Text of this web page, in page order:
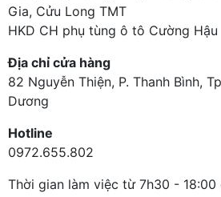
Gia, Cửu Long TMT
HKD CH phụ tùng ô tô Cường Hậu
Địa chỉ cửa hàng
82 Nguyễn Thiện, P. Thanh Bình,
Dương
Hotline
0972.655.802
Thời gian làm việc từ 7h30 -